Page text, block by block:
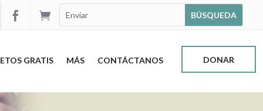


GRATIS MÁS CONTÁCTANOS DONAR